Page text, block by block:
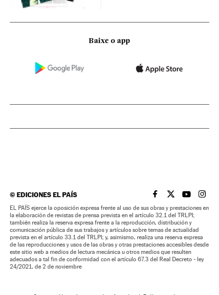
Baixe o app
©EDICIONES EL PAÍS EL PAÍS BRASIL EN
EL PAÍSEL PAÍS
EL
EL PAÍS ejerce la oposición expresa frente al uso de sus obras y prestaciones en
la elaboración de revistas de prensa prevista en el artículo 32.1 del TRLPI;
también realiza la reserva expresa frente a la reproducción, distribución y
comunicación pública de sus trabajos y artículos sobre temas de actualidad
prevista en el artículo 33.1 del TRLPI; y, asimismo, realiza una reserva expresa
de las reproducciones y usos de las obras y otras prestaciones accesibles desde
este sitio web a medios de lectura mecánica u otros medios que resulten
adecuados a tal fin de conformidad con el artículo 67.3 del Real Decreto - ley
24/2021, de 2 de noviembre